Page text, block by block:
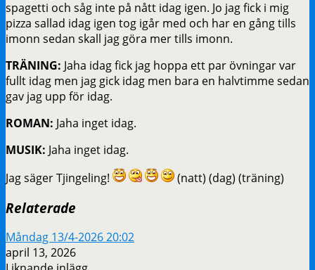
spagetti och såg inte på nått idag igen. Jo jag fick i mig
pizza sallad idag igen tog igår med och har en gång tills
imonn sedan skall jag göra mer tills imonn.
TRÄNING: Jaha idag fick jag hoppa ett par övningar var
fullt idag men jag gick idag men bara en halvtimme sedan
gav jag upp för idag.
ROMAN: Jaha inget idag.
MUSIK: Jaha inget idag.
Jag säger Tjingeling!
(natt) (dag) (träning)
Relaterade
Måndag 13/4-2026 20:02
april 13, 2026